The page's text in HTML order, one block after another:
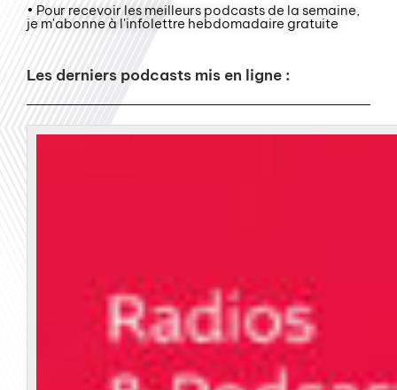
• Pour recevoir les meilleurs podcasts de la semaine,
je m'abonne à l'infolettre hebdomadaire gratuite
Les derniers podcasts mis en ligne :